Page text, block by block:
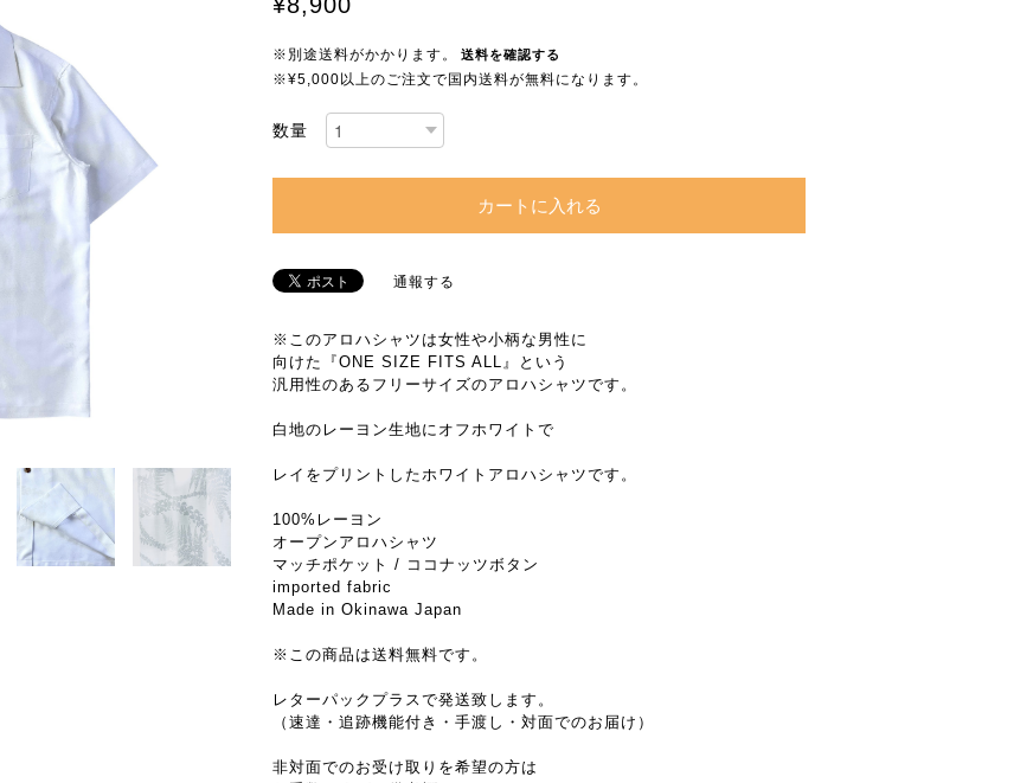
※別途送料がかかります。 送料を確認する
※¥5,000以上のご注文で国内送料が無料になります。
数量
カートに入れる
通報する
※このアロハシャツは女性や小柄な男性に
向けた『ONE SIZE FITS ALL』という
汎用性のあるフリーサイズのアロハシャツです。
白地のレーヨン生地にオフホワイトで
レイをプリントしたホワイトアロハシャツです。
100%レーヨン
オープンアロハシャツ
マッチポケット / ココナッツボタン
imported fabric
Made in Okinawa Japan
※この商品は送料無料です。
レターパックプラスで発送致します。
（速達・追跡機能付き・手渡し・対面でのお届け）
非対面でのお受け取りを希望の方は